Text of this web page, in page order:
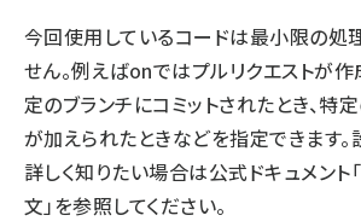
今回使用しているコードは最小限の処
せん。例えばonではプルリクエストが
定のブランチにコミットされたとき、特
が加えられたときなどを指定できます
詳しく知りたい場合は公式ドキュメント「
文」を参照してください。